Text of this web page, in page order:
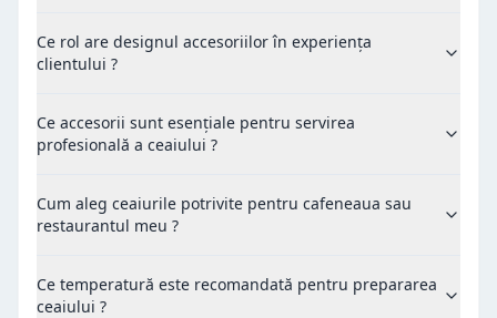
Ce rol are designul accesoriilor în experiența
clientului ?
Ce accesorii sunt esențiale pentru servirea
profesională a ceaiului ?
Cum aleg ceaiurile potrivite pentru cafeneaua sau
restaurantul meu ?
Ce temperatură este recomandată pentru prepararea
ceaiului ?